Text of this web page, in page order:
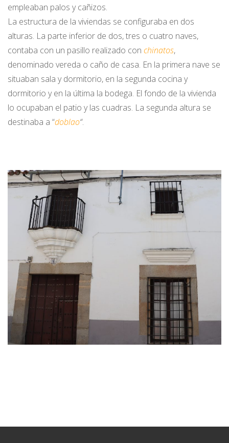
empleaban palos y cañizos.
La estructura de la viviendas se configuraba en dos
alturas. La parte inferior de dos, tres o cuatro naves,
contaba con un pasillo realizado con chinatos,
denominado vereda o caño de casa. En la primera nave se
situaban sala y dormitorio, en la segunda cocina y
dormitorio y en la última la bodega. El fondo de la vivienda
lo ocupaban el patio y las cuadras. La segunda altura se
destinaba a “doblao“.